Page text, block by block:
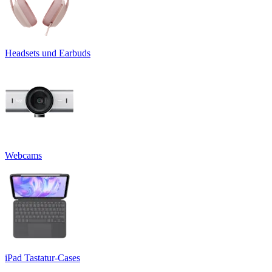
Headsets und Earbuds
Webcams
iPad Tastatur-Cases